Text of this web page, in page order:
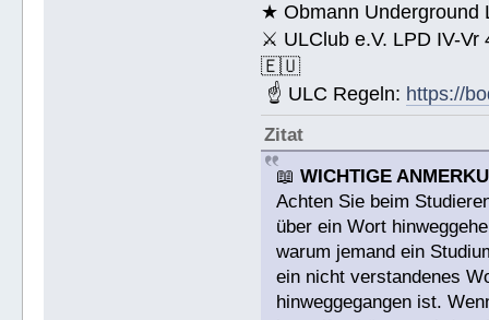
★ Obmann Underground
⚔ ULClub e.V. LPD IV-
🇪🇺
☝ ULC Regeln: https://
Zitat
📖WICHTIGE
Achten Sie beim
über ein Wort
warum jemand ein
ein nicht verstandenes
hinweggegangen ist.